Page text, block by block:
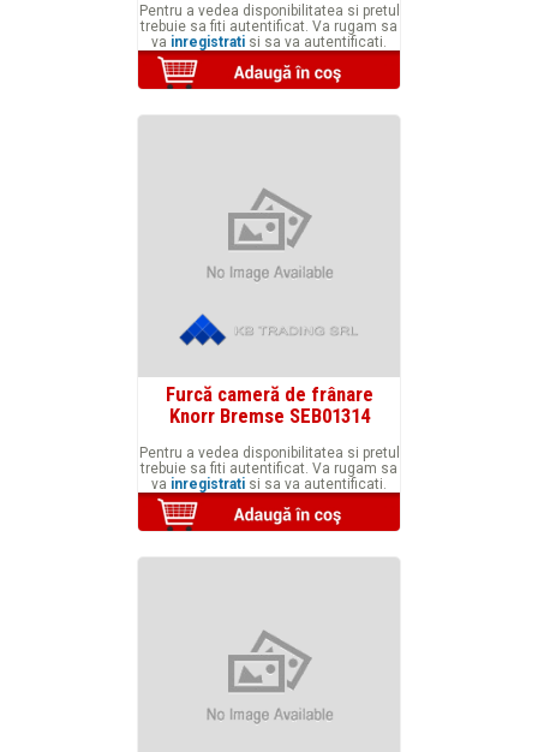
Pentru a vedea disponibilitatea si pretul
trebuie sa fiti autentificat. Va rugam sa
va inregistrati si sa va autentificati.
Furcă cameră de frânare
Knorr Bremse SEB01314
Pentru a vedea disponibilitatea si pretul
trebuie sa fiti autentificat. Va rugam sa
va inregistrati si sa va autentificati.